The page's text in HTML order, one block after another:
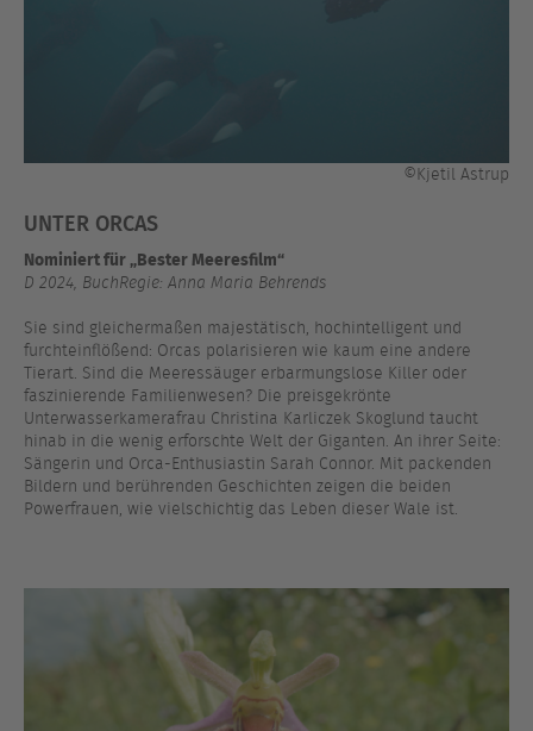
©Kjetil Astrup
UNTER ORCAS
Nominiert für „Bester Meeresfilm“
D 2024, BuchRegie: Anna Maria Behrends
Sie sind gleichermaßen majestätisch, hochintelligent und
furchteinflößend: Orcas polarisieren wie kaum eine andere
Tierart. Sind die Meeressäuger erbarmungslose Killer oder
faszinierende Familienwesen? Die preisgekrönte
Unterwasserkamerafrau Christina Karliczek Skoglund taucht
hinab in die wenig erforschte Welt der Giganten. An ihrer Seite:
Sängerin und Orca-Enthusiastin Sarah Connor. Mit packenden
Bildern und berührenden Geschichten zeigen die beiden
Powerfrauen, wie vielschichtig das Leben dieser Wale ist.